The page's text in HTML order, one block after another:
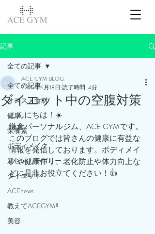
記事
全ての記事
オススメ食材
健康
栄養素
ボディメイク
新しいカテゴリー
ダイエット
ACEnews
教えてACEGYM‼️
美容
全ての記事
ダイエット中の空腹対策
ACE GYM BLOG
2025年6月18日 読了時間: 4分
こんにちは！☀️
鎌倉パーソナルジム、ACE GYMです。
このブログでは皆さんの健康に有益な
情報を発信しております。ボディメイ
クや健康作り、老化防止や体力向上な
どに是非お役立てください！👍